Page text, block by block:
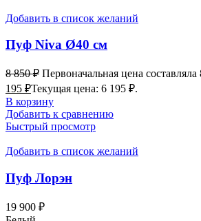
Добавить в список желаний
Пуф Niva Ø40 см
8 850₽ Первоначальная цена составляла
195 ₽Текущая цена: 6 195 ₽.
В корзину
Добавить к сравнению
Быстрый просмотр
Добавить в список желаний
Пуф Лорэн
19 900 ₽